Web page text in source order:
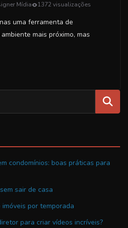
Mídia 1372 visualizações
uma ferramenta de
mais próximo, mas
condomínios: boas práticas para
sair de casa
por temporada
para criar vídeos incríveis?